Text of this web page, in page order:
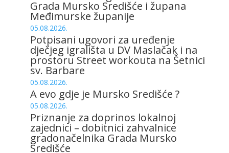
Grada Mursko Središće i župana
Međimurske županije
05.08.2026.
Potpisani ugovori za uređenje
dječjeg igrališta u DV Maslačak i na
prostoru Street workouta na Šetnici
sv. Barbare
05.08.2026.
A evo gdje je Mursko Središće ?
05.08.2026.
Priznanje za doprinos lokalnoj
zajednici – dobitnici zahvalnice
gradonačelnika Grada Mursko
Središće